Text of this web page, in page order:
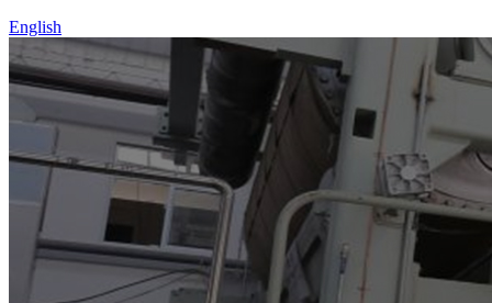
English